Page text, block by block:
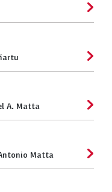
A. Matta
Matta